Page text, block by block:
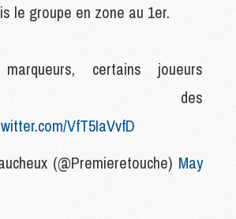
le groupe en zone au 1er.
certains joueurs
des
VfT5IaVvfD
(@Premieretouche) May